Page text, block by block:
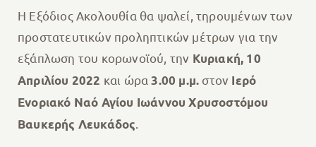
Η Εξόδιος Ακολουθία θα ψαλεί, τηρουμένων των
προστατευτικών προληπτικών μέτρων για την
εξάπλωση του κορωνοϊού, την Κυριακή, 10
Απριλίου 2022 και ώρα 3.00 μ.μ. στον Ιερό
Ενοριακό Ναό Αγίου Ιωάννου Χρυσοστόμου
Βαυκερής Λευκάδος.